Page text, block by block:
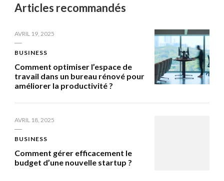
Articles recommandés
AVRIL 19, 2025
BUSINESS
Comment optimiser l’espace de
travail dans un bureau rénové pour
améliorer la productivité ?
AVRIL 18, 2025
BUSINESS
Comment gérer efficacement le
budget d’une nouvelle startup ?